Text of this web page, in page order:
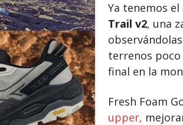
Ya tenemos
Trail v2, una
terrenos
final en la
Fresh Foam
upper,